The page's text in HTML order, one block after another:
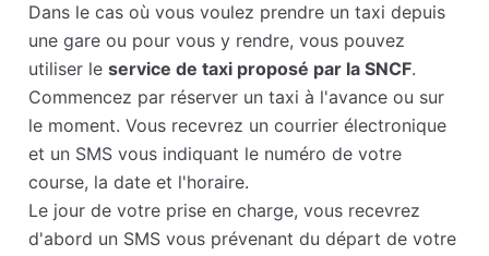
Dans le cas où vous voulez prendre un taxi depuis
une gare ou pour vous y rendre, vous pouvez
utiliser leservice de taxi proposé par la SNCF.
Commencez par réserver un taxi à l'avance ou sur
le moment. Vous recevrez un courrier électronique
et un SMS vous indiquant le numéro de votre
course, la date et l'horaire.
Le jour de votre prise en charge, vous recevrez
d'abord un SMS vous prévenant du départ de votre